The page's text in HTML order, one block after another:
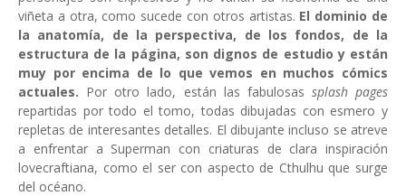
viñeta a otra, como sucede con otros artistas. El dominio de
la anatomía, de la perspectiva, de los fondos, de la
estructura de la página, son dignos de estudio y están
muy por encima de lo que vemos en muchos cómics
actuales. Por otro lado, están las fabulosas splash pages
repartidas por todo el tomo, todas dibujadas con esmero y
repletas de interesantes detalles. El dibujante incluso se atreve
a enfrentar a Superman con criaturas de clara inspiración
lovecraftiana, como el ser con aspecto de Cthulhu que surge
del océano.